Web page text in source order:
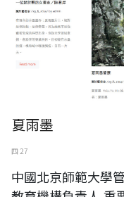
夏雨墨
四 27
中國北京師範大學